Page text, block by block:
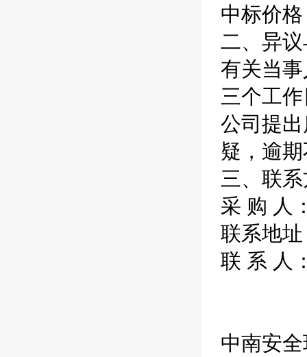
中标价
二、异
有关当
三个工
公司提
疑，逾
三、联
采 购 人
联系地
联 系
中南安